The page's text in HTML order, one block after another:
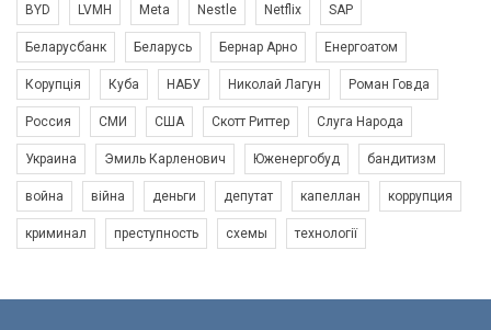
BYD LVMH Meta Nestle Netflix SAP
Беларусбанк Беларусь Бернар Арно Енергоатом
Корупція Куба НАБУ Николай Лагун Роман Говда
Россия СМИ США Скотт Риттер Слуга Народа
Украина Эмиль Карленович Юженергобуд бандитизм
война війна деньги депутат капеллан коррупция
криминал преступность схемы технології